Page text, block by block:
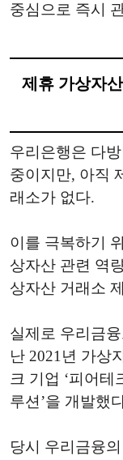
중심으로 즉시
제휴 가상자
우리은행은 다
중이지만, 아직
래소가 없다.
이를 극복하기
상자산 관련 역
상자산 거래소
실제로 우리금
난 2021년 가상
크 기업 ‘피어테
루션’을 개발했
당시 우리금융